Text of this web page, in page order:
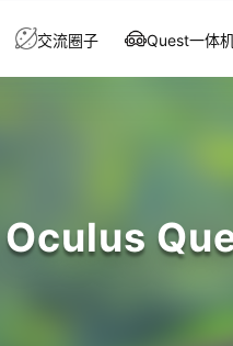
交流圈子 Quest一体
Oculus